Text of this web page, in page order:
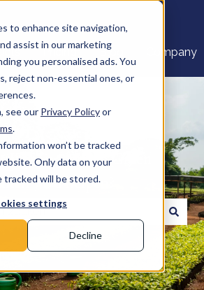
to enhance site navigation,
assist in our marketing
you personalised ads. You
reject non-essential ones, or
see our Privacy Policyor
.
won’t be tracked
Only data on your
will be stored.
settings
Decline
Pricing Blog Company
Green
we u helpen?
want het zoekveld is leeg.